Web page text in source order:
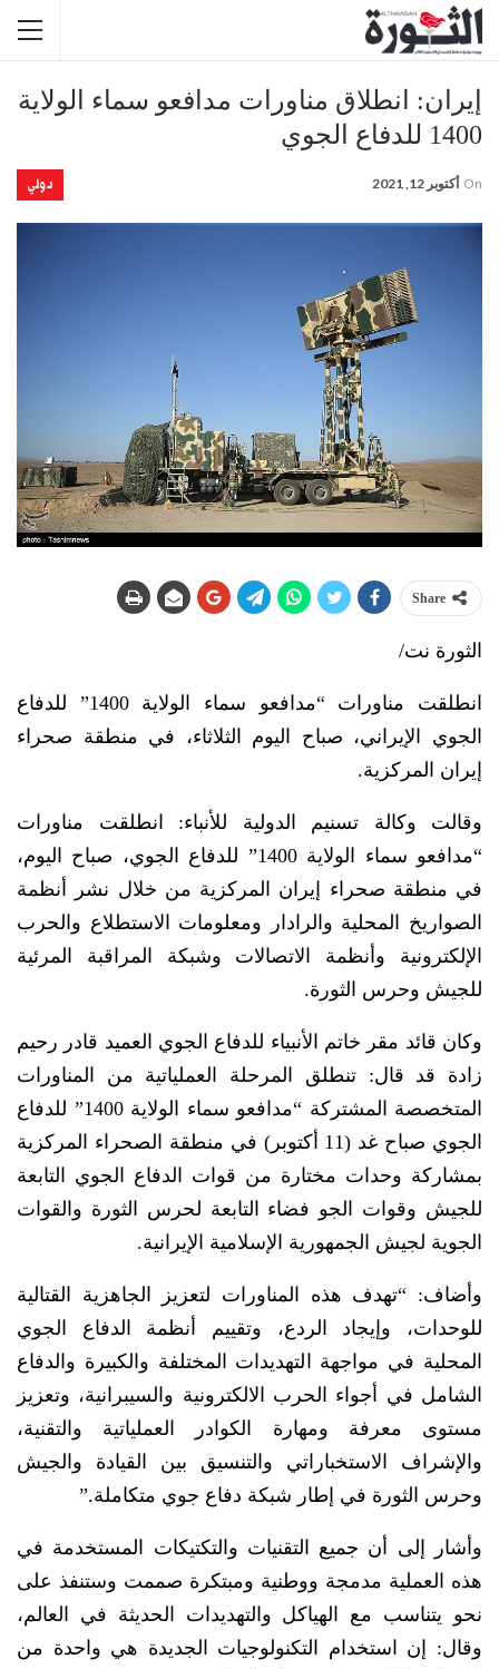
إيران: انطلاق مناورات مدافعو سماء الولاية
1400 للدفاع الجوي
دولي On أكتوبر 12, 2021
Share
الثورة نت/
انطلقت مناورات “مدافعو سماء الولاية 1400” للدفاع
الجوي الإيراني، صباح اليوم الثلاثاء، في منطقة صحراء
إيران المركزية.
وقالت وكالة تسنيم الدولية للأنباء: انطلقت مناورات
“مدافعو سماء الولاية 1400” للدفاع الجوي، صباح اليوم،
في منطقة صحراء إيران المركزية من خلال نشر أنظمة
الصواريخ المحلية والرادار ومعلومات الاستطلاع والحرب
الإلكترونية وأنظمة الاتصالات وشبكة المراقبة المرئية
للجيش وحرس الثورة.
وكان قائد مقر خاتم الأنبياء للدفاع الجوي العميد قادر رحيم
زادة قد قال: تنطلق المرحلة العملياتية من المناورات
المتخصصة المشتركة “مدافعو سماء الولاية 1400” للدفاع
الجوي صباح غد (11 أكتوبر) في منطقة الصحراء المركزية
بمشاركة وحدات مختارة من قوات الدفاع الجوي التابعة
للجيش وقوات الجو فضاء التابعة لحرس الثورة والقوات
الجوية لجيش الجمهورية الإسلامية الإيرانية.
وأضاف: “تهدف هذه المناورات لتعزيز الجاهزية القتالية
للوحدات، وإيجاد الردع، وتقييم أنظمة الدفاع الجوي
المحلية في مواجهة التهديدات المختلفة والكبيرة والدفاع
الشامل في أجواء الحرب الالكترونية والسيبرانية، وتعزيز
مستوى معرفة ومهارة الكوادر العملياتية والتقنية،
والإشراف الاستخباراتي والتنسيق بين القيادة والجيش
وحرس الثورة في إطار شبكة دفاع جوي متكاملة.”
وأشار إلى أن جميع التقنيات والتكتيكات المستخدمة في
هذه العملية مدمجة ووطنية ومبتكرة صممت وستنفذ على
نحو يتناسب مع الهياكل والتهديدات الحديثة في العالم،
وقال: إن استخدام التكنولوجيات الجديدة هي واحدة من